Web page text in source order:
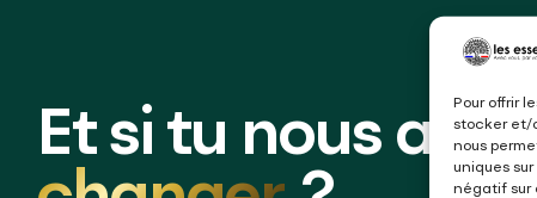
Pour offrir
stocker et/
nous
uniques
négatif sur
Et si tu nous